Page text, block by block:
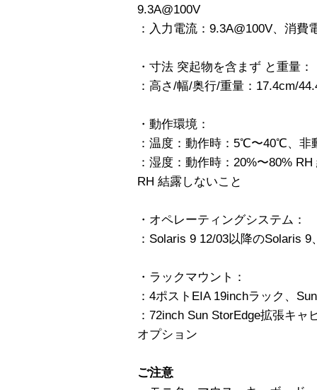
9.3A@100V
：入力電流：9.3A@100V、消費
・寸法 突起物を含まず と重量：
：高さ/幅/奥行/重量：17.4cm/
・動作環境：
：温度：動作時：5℃〜40℃、
：湿度：動作時：20%〜80%
RH 結露しないこと
・オペレーティングシステム：
：Solaris 9 12/03以降のSolaris
・ラックマウント：
：4ポストEIA 19inchラック、
：72inch Sun StorEdge拡張キ
オプション
ご注意